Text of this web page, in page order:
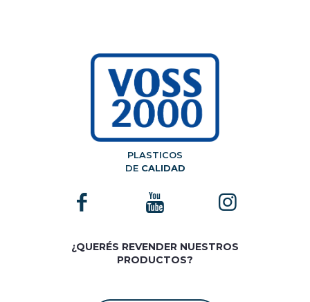
PLASTICOS
DE CALIDAD
¿QUERÉS REVENDER NUESTROS
PRODUCTOS?